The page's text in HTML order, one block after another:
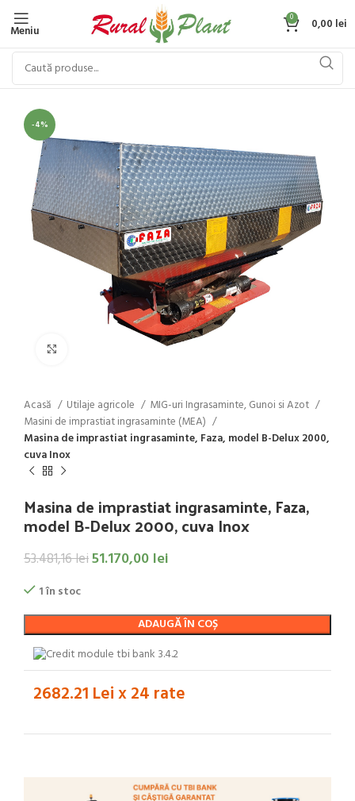
Meniu
0 0,00 lei
-4%
Acasă Utilaje agricole
MIG-uri Ingrasaminte, Gunoi si Azot
Masini de imprastiat ingrasaminte (MEA)
Masina de imprastiat ingrasaminte, Faza, model B-Delux 2000,
cuva Inox
Masina de imprastiat ingrasaminte, Faza,
model B-Delux 2000, cuva Inox
53.481,16lei51.170,00 lei
1 în stoc
ADAUGĂ ÎN COȘ
2682.21 Lei x 24 rate